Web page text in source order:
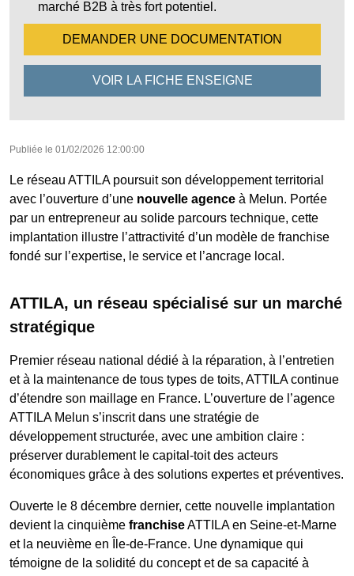
marché B2B à très fort potentiel.
DEMANDER UNE DOCUMENTATION
VOIR LA FICHE ENSEIGNE
Publiée le 01/02/2026 12:00:00
Le réseau ATTILA poursuit son développement territorial
avec l’ouverture d’une nouvelle agence à Melun. Portée
par un entrepreneur au solide parcours technique, cette
implantation illustre l’attractivité d’un modèle de franchise
fondé sur l’expertise, le service et l’ancrage local.
ATTILA, un réseau spécialisé sur un marché
stratégique
Premier réseau national dédié à la réparation, à l’entretien
et à la maintenance de tous types de toits, ATTILA continue
d’étendre son maillage en France. L’ouverture de l’agence
ATTILA Melun s’inscrit dans une stratégie de
développement structurée, avec une ambition claire :
préserver durablement le capital-toit des acteurs
économiques grâce à des solutions expertes et préventives.
Ouverte le 8 décembre dernier, cette nouvelle implantation
devient la cinquième franchiseATTILA en Seine-et-Marne
et la neuvième en Île-de-France. Une dynamique qui
témoigne de la solidité du concept et de sa capacité à